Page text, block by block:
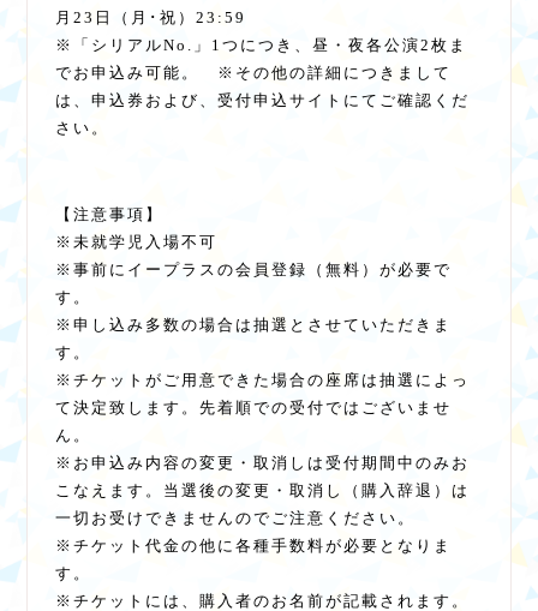
月23日（月･祝）23:59
※「シリアルNo.」1つにつき、昼・夜各公演2枚ま
でお申込み可能。 ※その他の詳細につきまして
は、申込券および、受付申込サイトにてご確認くだ
さい。
【注意事項】
※未就学児入場不可
※事前にイープラスの会員登録（無料）が必要で
す。
※申し込み多数の場合は抽選とさせていただきま
す。
※チケットがご用意できた場合の座席は抽選によっ
て決定致します。先着順での受付ではございませ
ん。
※お申込み内容の変更・取消しは受付期間中のみお
こなえます。当選後の変更・取消し（購入辞退）は
一切お受けできませんのでご注意ください。
※チケット代金の他に各種手数料が必要となりま
す。
※チケットには、購入者のお名前が記載されます。